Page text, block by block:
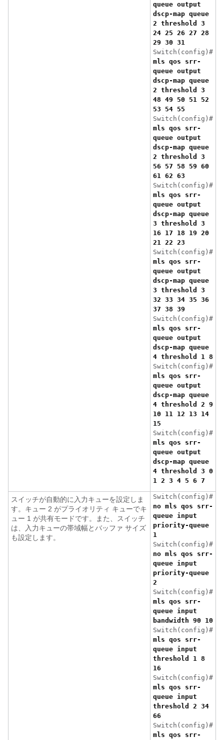
queue output
dscp-map queue
2 threshold 3
24 25 26 27 28
29 30 31
Switch(config)#
mls qos srr-
queue output
dscp-map queue
2 threshold 3
48 49 50 51 52
53 54 55
Switch(config)#
mls qos srr-
queue output
dscp-map queue
2 threshold 3
56 57 58 59 60
61 62 63
Switch(config)#
mls qos srr-
queue output
dscp-map queue
3 threshold 3
16 17 18 19 20
21 22 23
Switch(config)#
mls qos srr-
queue output
dscp-map queue
3 threshold 3
32 33 34 35 36
37 38 39
Switch(config)#
mls qos srr-
queue output
dscp-map queue
4 threshold 1 8
Switch(config)#
mls qos srr-
queue output
dscp-map queue
4 threshold 2 9
10 11 12 13 14
15
Switch(config)#
mls qos srr-
queue output
dscp-map queue
4 threshold 3 0
1 2 3 4 5 6 7
スイッチが自動的に入力キューを設定しま
す。キュー 2 がプライオリティ キューでキ
ュー 1 が共有モードです。また、スイッチ
は、入力キューの帯域幅とバッファ サイズ
も設定します。
Switch(config)#
no mls qos srr-
queue input
priority-queue
1
Switch(config)#
no mls qos srr-
queue input
priority-queue
2
Switch(config)#
mls qos srr-
queue input
bandwidth 90 10
Switch(config)#
mls qos srr-
queue input
threshold 1 8
16
Switch(config)#
mls qos srr-
queue input
threshold 2 34
66
Switch(config)#
mls qos srr-